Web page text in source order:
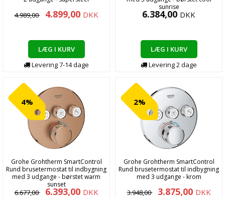
4.989,00 4.899,00 DKK
LÆG I KURV
Levering7-14dage
sunrise
6.384,00 DKK
LÆG I KURV
Levering2dage
4%
Grohe Grohtherm SmartControl
Rund brusetermostat til indbygning
med 3 udgange - børstet warm
sunset
6.677,00 6.393,00 DKK
2%
Grohe Grohtherm SmartControl
Rund brusetermostat til indbygning
med 3 udgange - krom
3.948,00 3.875,00 DKK